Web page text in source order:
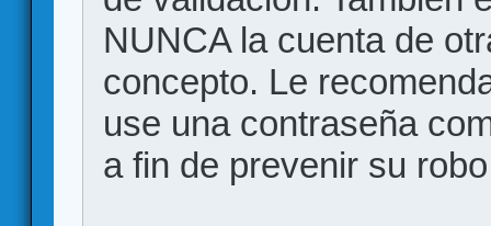
NUNCA la cuenta de
concepto. Le
use una contraseña
a fin de prevenir su